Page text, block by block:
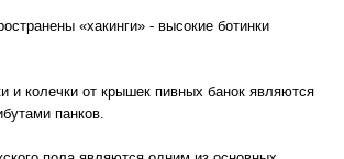
«хакинги» - высокие ботинки
и колечки от крышек пивных банок являются
панков.